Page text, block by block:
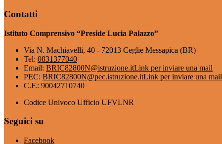
Contatti
Istituto Comprensivo “Preside Lucia Palazzo”
Via N. Machiavelli, 40 - 72013 Ceglie Messapica (BR)
Tel: 0831377040
Email: BRIC82800N@istruzione.itLink per inviare una mail
PEC: BRIC82800N@pec.istruzione.itLink per inviare una mail
C.F.: 90042710740
Codice Univoco Ufficio UFVLNR
Seguici su
Facebook